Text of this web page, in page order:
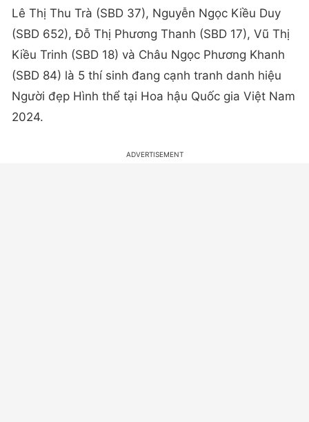
Lê Thị Thu Trà (SBD 37), Nguyễn Ngọc Kiều Duy
(SBD 652), Đỗ Thị Phương Thanh (SBD 17), Vũ Thị
Kiều Trinh (SBD 18) và Châu Ngọc Phương Khanh
(SBD 84) là 5 thí sinh đang cạnh tranh danh hiệu
Người đẹp Hình thể tại Hoa hậu Quốc gia Việt Nam
2024.